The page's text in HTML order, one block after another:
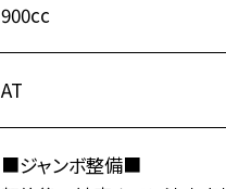
900cc
AT
■ジャンボ整備■